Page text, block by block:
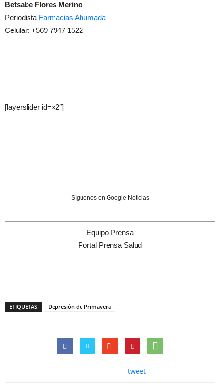
Betsabe Flores Merino
Periodista Farmacias Ahumada
Celular: +569 7947 1522
[layerslider id=»2″]
Síguenos en Google Noticias
Equipo Prensa
Portal Prensa Salud
ETIQUETAS Depresión de Primavera
tweet